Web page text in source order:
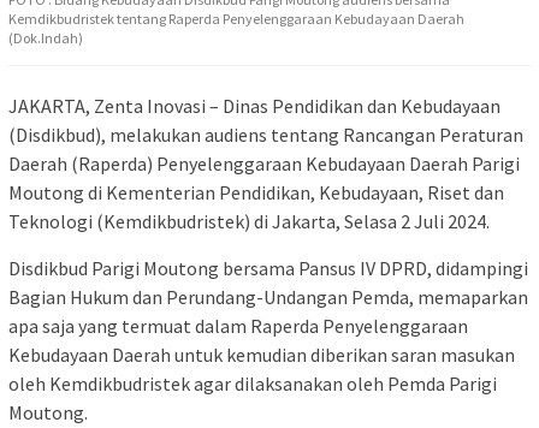
Kemdikbudristek tentang Raperda Penyelenggaraan Kebudayaan Daerah
(Dok.Indah)
JAKARTA, Zenta Inovasi – Dinas Pendidikan dan Kebudayaan
(Disdikbud), melakukan audiens tentang Rancangan Peraturan
Daerah (Raperda) Penyelenggaraan Kebudayaan Daerah Parigi
Moutong di Kementerian Pendidikan, Kebudayaan, Riset dan
Teknologi (Kemdikbudristek) di Jakarta, Selasa 2 Juli 2024.
Disdikbud Parigi Moutong bersama Pansus IV DPRD, didampingi
Bagian Hukum dan Perundang-Undangan Pemda, memaparkan
apa saja yang termuat dalam Raperda Penyelenggaraan
Kebudayaan Daerah untuk kemudian diberikan saran masukan
oleh Kemdikbudristek agar dilaksanakan oleh Pemda Parigi
Moutong.